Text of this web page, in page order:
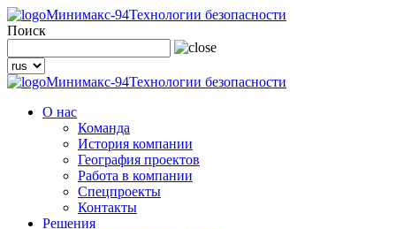
Минимакс-94Технологии безопасности
Поиск
Минимакс-94Технологии безопасности
О нас
Команда
История компании
География проектов
Работа в компании
Спецпроекты
Контакты
Решения